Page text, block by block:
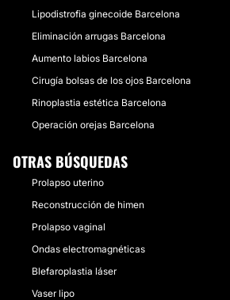
Lipodistrofia ginecoide Barcelona
Eliminación arrugas Barcelona
Aumento labios Barcelona
Cirugía bolsas de los ojos Barcelona
Rinoplastia estética Barcelona
Operación orejas Barcelona
OTRAS BÚSQUEDAS
Prolapso uterino
Reconstrucción de himen
Prolapso vaginal
Ondas electromagnéticas
Blefaroplastia láser
Vaser lipo